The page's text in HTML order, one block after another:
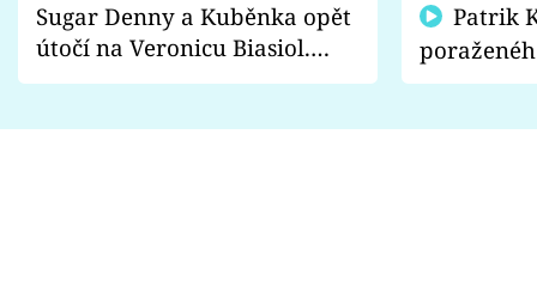
Sugar Denny a Kuběnka opět
útočí na Veronicu Biasiol.
Proč je podle nich falešná a
fanoušci